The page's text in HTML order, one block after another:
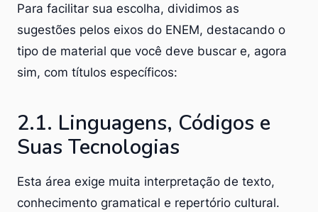
Para facilitar sua escolha, dividimos as
sugestões pelos eixos do ENEM, destacando o
tipo de material que você deve buscar e, agora
sim, com títulos específicos:
2.1. Linguagens, Códigos e
Suas Tecnologias
Esta área exige muita interpretação de texto,
conhecimento gramatical e repertório cultural.